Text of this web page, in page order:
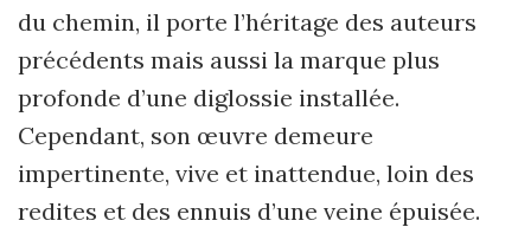
du chemin, il porte l’héritage des auteurs
précédents mais aussi la marque plus
profonde d’une diglossie installée.
Cependant, son œuvre demeure
impertinente, vive et inattendue, loin des
redites et des ennuis d’une veine épuisée.